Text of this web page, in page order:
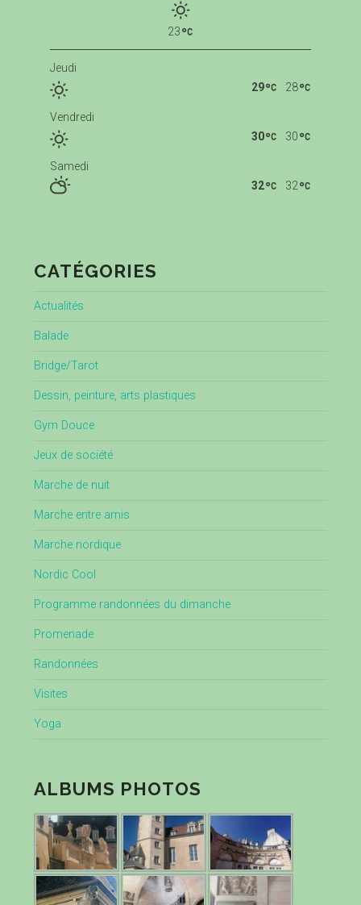
23
Jeudi
28
29
Vendredi
30
30
Samedi
32
32
CATÉGORIES
Actualités
Balade
Bridge/Tarot
Dessin, peinture, arts plastiques
Gym Douce
Jeux de société
Marche de nuit
Marche entre amis
Marche nordique
Nordic Cool
Programme randonnées du dimanche
Promenade
Randonnées
Visites
Yoga
ALBUMS PHOTOS